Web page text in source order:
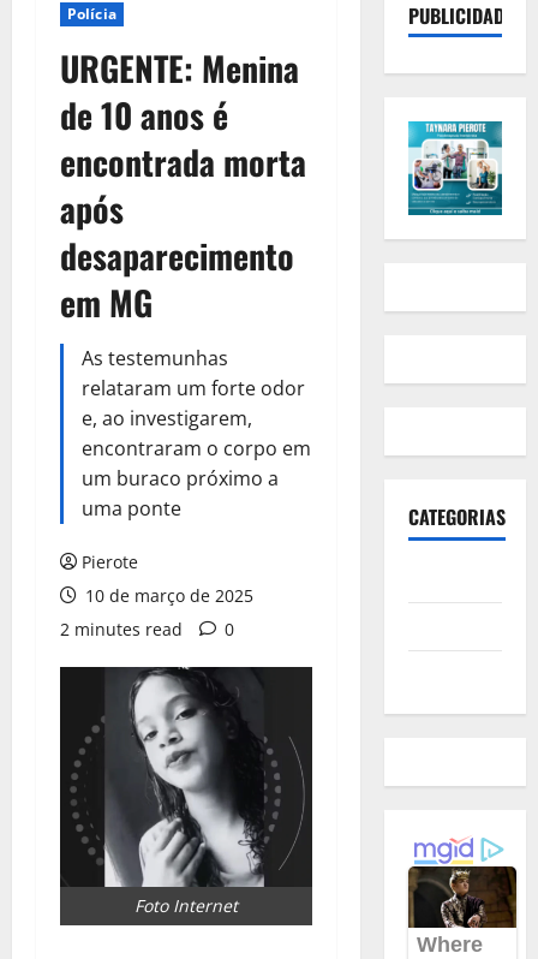
Polícia
URGENTE: Menina
de 10 anos é
encontrada morta
após
desaparecimento
em MG
As testemunhas
relataram um forte odor
e, ao investigarem,
encontraram o corpo em
um buraco próximo a
uma ponte
Pierote
10 de março de 2025
2 minutes read
0
Foto Internet
PUBLICIDADE
CATEGORIAS